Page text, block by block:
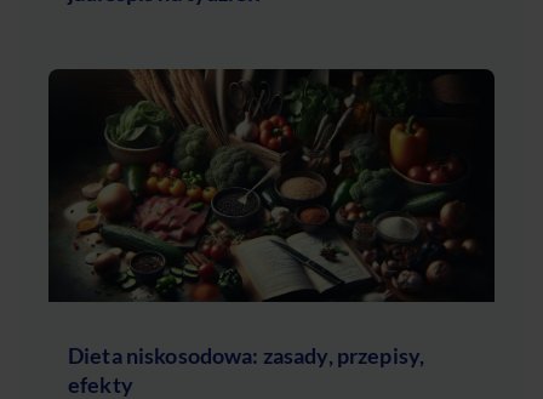
Dieta niskosodowa: zasady, przepisy,
efekty